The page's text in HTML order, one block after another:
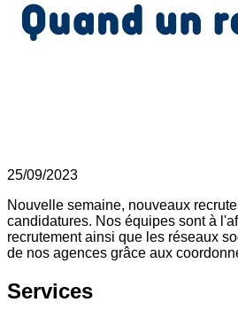
25/09/2023
Nouvelle semaine, nouveaux
candidatures. Nos équipes sont à
recrutement ainsi que les réseaux
de nos agences grâce aux
Services